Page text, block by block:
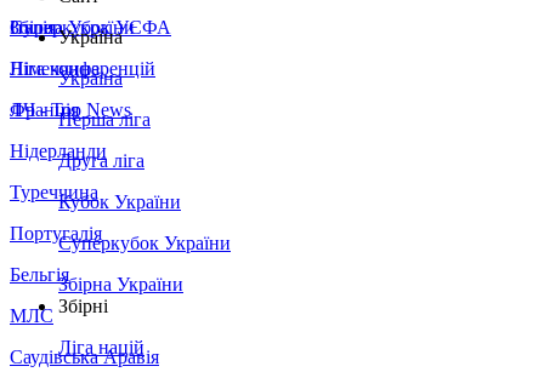
Збірна України
Італія
Німеччина
Франція
Нідерланди
Туреччина
Португалія
Бельгія
МЛС
Саудівська Аравія
Суперкубок УЄФА
Ліга конференцій
ЛЧ - Top News
Україна
Україна
Перша ліга
Друга ліга
Кубок України
Суперкубок України
Збірна України
Збірні
Ліга націй